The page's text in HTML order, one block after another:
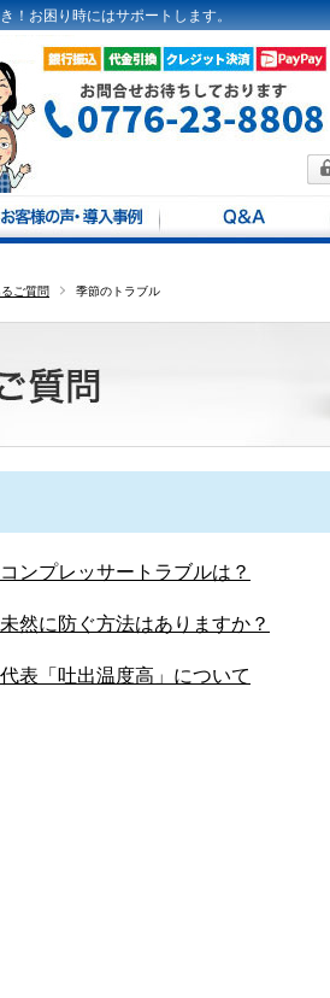
！お困り時にはサポートします。
ご質問 季節のトラブル
ンプレッサートラブルは？
然に防ぐ方法はありますか？
表「吐出温度高」について